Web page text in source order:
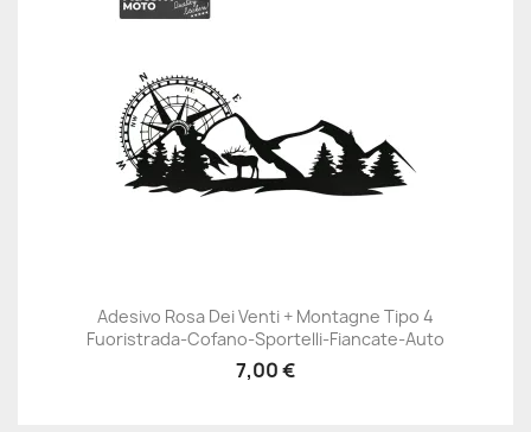
Adesivo Rosa Dei Venti + Montagne Tipo 4
Fuoristrada-Cofano-Sportelli-Fiancate-Auto
7,00 €